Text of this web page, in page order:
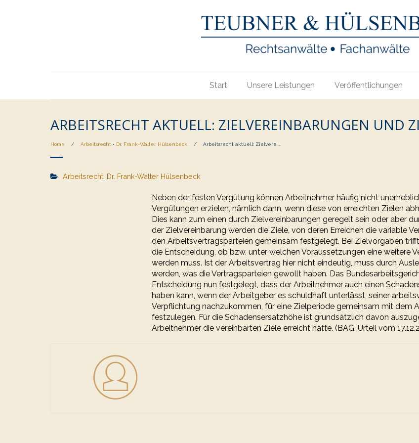
Start Unsere Leistungen Veröffentlichungen
ARBEITSRECHT AKTUELL: ZIELVEREINBARUNGEN UND
Home / Arbeitsrecht • Dr. Frank-Walter Hülsenbeck / Arbeitsrecht aktuell: Zielvere …
Arbeitsrecht Dr. Frank-Walter Hülsenbeck
Neben der festen Vergütung können Arbeitnehmer häufig nicht
Vergütungen erzielen, nämlich dann, wenn diese von erreichten Zielen
Dies kann zum einen durch Zielvereinbarungen geregelt sein oder aber
der Zielvereinbarung werden die Ziele, von deren Erreichen die variable
den Arbeitsvertragsparteien gemeinsam festgelegt. Bei Zielvorgaben
die Entscheidung, ob bzw. unter welchen Voraussetzungen eine weitere
werden muss. Ist der Arbeitsvertrag hier nicht eindeutig, muss durch
werden, was die Vertragsparteien gewollt haben. Das
Entscheidung nun festgelegt, dass der Arbeitnehmer auch einen
haben kann, wenn der Arbeitgeber es schuldhaft unterlässt, seiner
Verpflichtung nachzukommen, für eine Zielperiode gemeinsam mit dem
festzulegen. Für die Schadensersatzhöhe ist grundsätzlich davon
Arbeitnehmer die vereinbarten Ziele erreicht hätte. (BAG, Urteil vom